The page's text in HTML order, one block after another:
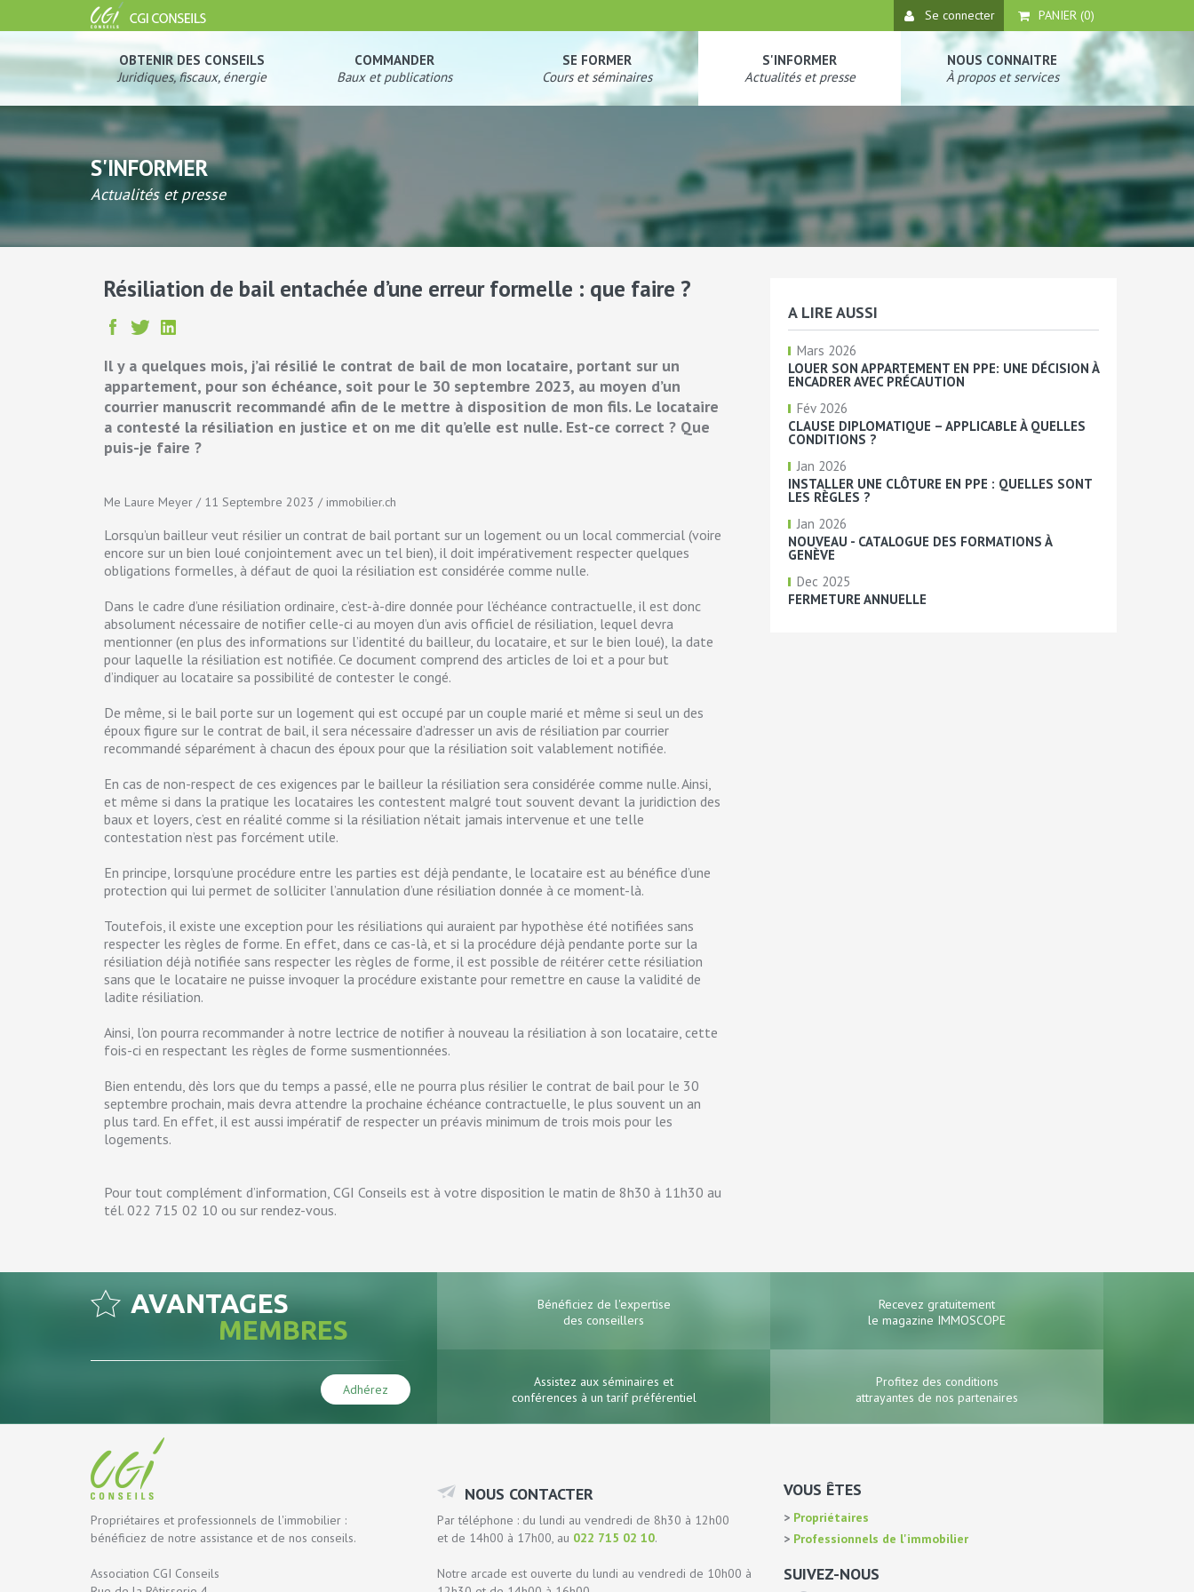
Se connecter PANIER (0)
OBTENIR DES CONSEILS
Juridiques, fiscaux, énergie
COMMANDER
Baux et publications
SE FORMER
Cours et séminaires
S'INFORMER
Actualités et presse
NOUS CONNAITRE
À propos et services
S'INFORMER
Actualités et presse
Résiliation de bail entachée d’une erreur formelle : que faire ?
Il y a quelques mois, j’ai résilié le contrat de bail de mon locataire, portant sur un
appartement, pour son échéance, soit pour le 30 septembre 2023, au moyen d’un
courrier manuscrit recommandé afin de le mettre à disposition de mon fils. Le locataire
a contesté la résiliation en justice et on me dit qu’elle est nulle. Est-ce correct ? Que
puis-je faire ?
Me Laure Meyer / 11 Septembre 2023 / immobilier.ch
Lorsqu’un bailleur veut résilier un contrat de bail portant sur un logement ou un local commercial (voire
encore sur un bien loué conjointement avec un tel bien), il doit impérativement respecter quelques
obligations formelles, à défaut de quoi la résiliation est considérée comme nulle.
Dans le cadre d’une résiliation ordinaire, c’est-à-dire donnée pour l’échéance contractuelle, il est donc
absolument nécessaire de notifier celle-ci au moyen d’un avis officiel de résiliation, lequel devra
mentionner (en plus des informations sur l’identité du bailleur, du locataire, et sur le bien loué), la date
pour laquelle la résiliation est notifiée. Ce document comprend des articles de loi et a pour but
d’indiquer au locataire sa possibilité de contester le congé.
De même, si le bail porte sur un logement qui est occupé par un couple marié et même si seul un des
époux figure sur le contrat de bail, il sera nécessaire d’adresser un avis de résiliation par courrier
recommandé séparément à chacun des époux pour que la résiliation soit valablement notifiée.
En cas de non-respect de ces exigences par le bailleur la résiliation sera considérée comme nulle. Ainsi,
et même si dans la pratique les locataires les contestent malgré tout souvent devant la juridiction des
baux et loyers, c’est en réalité comme si la résiliation n’était jamais intervenue et une telle
contestation n’est pas forcément utile.
En principe, lorsqu’une procédure entre les parties est déjà pendante, le locataire est au bénéfice d’une
protection qui lui permet de solliciter l’annulation d’une résiliation donnée à ce moment-là.
Toutefois, il existe une exception pour les résiliations qui auraient par hypothèse été notifiées sans
respecter les règles de forme. En effet, dans ce cas-là, et si la procédure déjà pendante porte sur la
résiliation déjà notifiée sans respecter les règles de forme, il est possible de réitérer cette résiliation
sans que le locataire ne puisse invoquer la procédure existante pour remettre en cause la validité de
ladite résiliation.
Ainsi, l’on pourra recommander à notre lectrice de notifier à nouveau la résiliation à son locataire, cette
fois-ci en respectant les règles de forme susmentionnées.
Bien entendu, dès lors que du temps a passé, elle ne pourra plus résilier le contrat de bail pour le 30
septembre prochain, mais devra attendre la prochaine échéance contractuelle, le plus souvent un an
plus tard. En effet, il est aussi impératif de respecter un préavis minimum de trois mois pour les
logements.
Pour tout complément d’information, CGI Conseils est à votre disposition le matin de 8h30 à 11h30 au
tél. 022 715 02 10 ou sur rendez-vous.
A LIRE AUSSI
Mars 2026
LOUER SON APPARTEMENT EN PPE: UNE DÉCISION À
ENCADRER AVEC PRÉCAUTION
Fév 2026
CLAUSE DIPLOMATIQUE – APPLICABLE À QUELLES
CONDITIONS ?
Jan 2026
INSTALLER UNE CLÔTURE EN PPE : QUELLES SONT
LES RÈGLES ?
Jan 2026
NOUVEAU - CATALOGUE DES FORMATIONS À
GENÈVE
Dec 2025
FERMETURE ANNUELLE
AVANTAGES
MEMBRES
Adhérez
Bénéficiez de l'expertise
des conseillers
Recevez gratuitement
le magazine IMMOSCOPE
Assistez aux séminaires et
conférences à un tarif préférentiel
Profitez des conditions
attrayantes de nos partenaires
Propriétaires et professionnels de l'immobilier :
bénéficiez de notre assistance et de nos conseils.
Association CGI Conseils
NOUS CONTACTER
Par téléphone : du lundi au vendredi de 8h30 à 12h00
et de 14h00 à 17h00, au 022 715 02 10.
Notre arcade est ouverte du lundi au vendredi de 10h00 à
VOUS ÊTES
Propriétaires
Professionnels de l'immobilier
SUIVEZ-NOUS